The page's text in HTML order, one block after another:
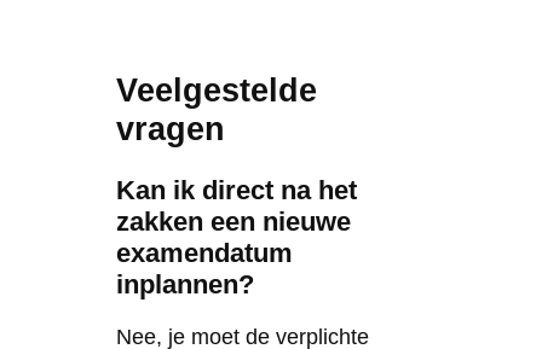
Veelgestelde
vragen
Kan ik direct na het
zakken een nieuwe
examendatum
inplannen?
Nee, je moet de verplichte